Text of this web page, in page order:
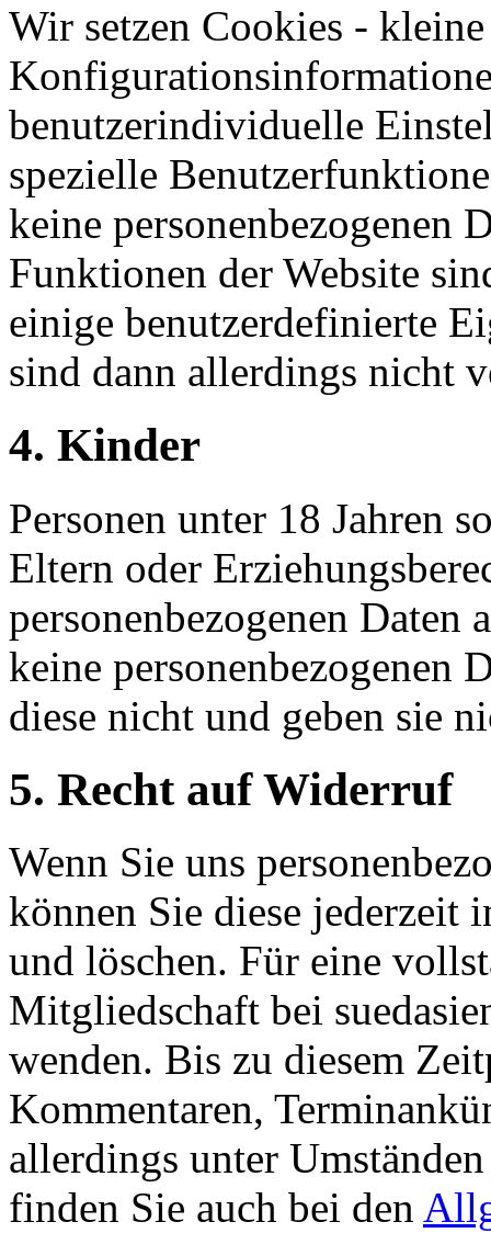
Wir setzen Cookies -
benutzerindividuelle
spezielle
keine personenbezogenen
Funktionen der Website
einige benutzerdefinierte
sind dann allerdings nicht
4. Kinder
Personen unter 18 Jahren
Eltern oder
personenbezogenen
keine personenbezogenen
diese nicht und geben sie
5. Recht auf Widerruf
Wenn Sie uns
können Sie diese jederzeit
und löschen. Für eine
Mitgliedschaft bei
wenden. Bis zu diesem
Kommentaren,
allerdings unter
finden Sie auch bei den